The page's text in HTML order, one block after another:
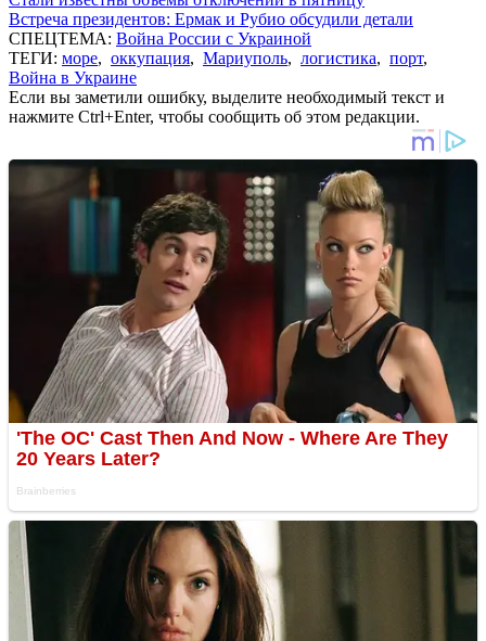
Встреча президентов: Ермак и Рубио обсудили детали
СПЕЦТЕМА: Война России с Украиной
ТЕГИ: море, оккупация, Мариуполь, логистика, порт,
Война в Украине
Если вы заметили ошибку, выделите необходимый текст и
нажмите Ctrl+Enter, чтобы сообщить об этом редакции.